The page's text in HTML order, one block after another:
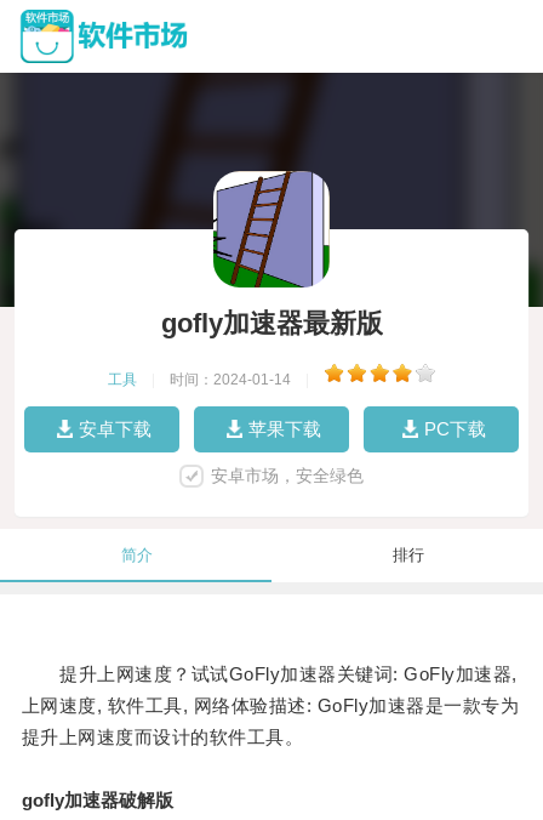
gofly加速器最新版
工具 时间：2024-01-14
安卓下载 苹果下载 PC下载
安卓市场，安全绿色
简介 排行
提升上网速度？试试GoFly加速器关键词: GoFly加速器,
上网速度, 软件工具, 网络体验描述: GoFly加速器是一款专为
提升上网速度而设计的软件工具。
gofly加速器破解版